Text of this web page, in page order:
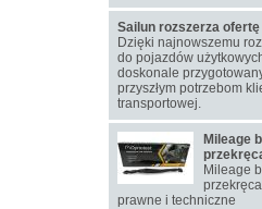
Sailun rozszerza
Dzięki najnowszemu
do pojazdów
doskonale
przyszłym potrzebom
transportowej.
Mileage
Mileage
prawne i techniczne